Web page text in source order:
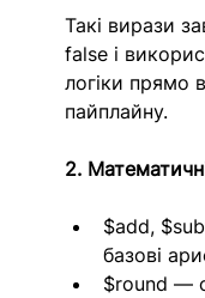
Такі вирази
false і
логіки прямо
пайплайну.
2.
$add,
базові
$round —